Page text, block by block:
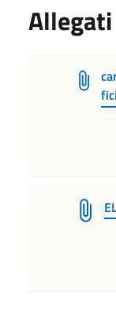
Allegati